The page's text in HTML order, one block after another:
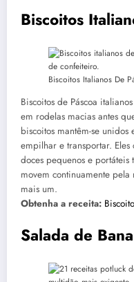
Biscoitos
Biscoitos Italianos De
Biscoitos de Páscoa
em rodelas macias antes
biscoitos mantêm-se
empilhar e transportar.
doces pequenos e
movem continuamente pela
mais um.
Obtenha a receita:
Salada de